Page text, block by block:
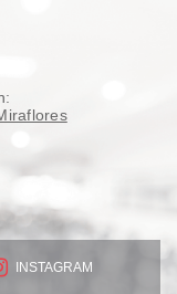
INSTAGRAM